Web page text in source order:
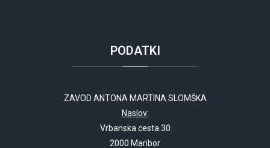
PODATKI
ZAVOD ANTONA MARTINA SLOMŠKA
Naslov:
Vrbanska cesta 30
2000 Maribor